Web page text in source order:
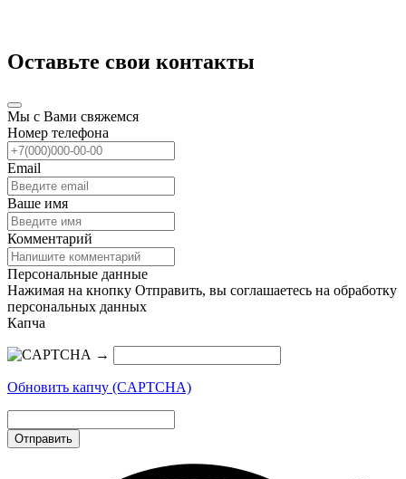
Оставьте свои контакты
Мы с Вами свяжемся
Номер телефона
Email
Ваше имя
Комментарий
Персональные данные
Нажимая на кнопку Отправить, вы соглашаетесь на обработку
персональных данных
Капча
→
Обновить капчу (CAPTCHA)
Отправить